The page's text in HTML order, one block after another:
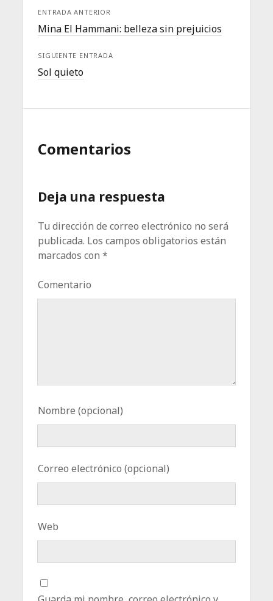
ENTRADA ANTERIOR
Mina El Hammani: belleza sin prejuicios
SIGUIENTE ENTRADA
Sol quieto
Comentarios
Deja una respuesta
Tu dirección de correo electrónico no será
publicada. Los campos obligatorios están
marcados con*
Comentario
Nombre (opcional)
Correo electrónico (opcional)
Web